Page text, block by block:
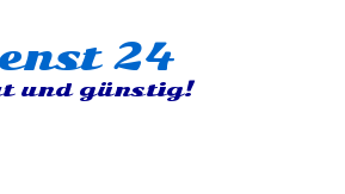
24
und günstig!